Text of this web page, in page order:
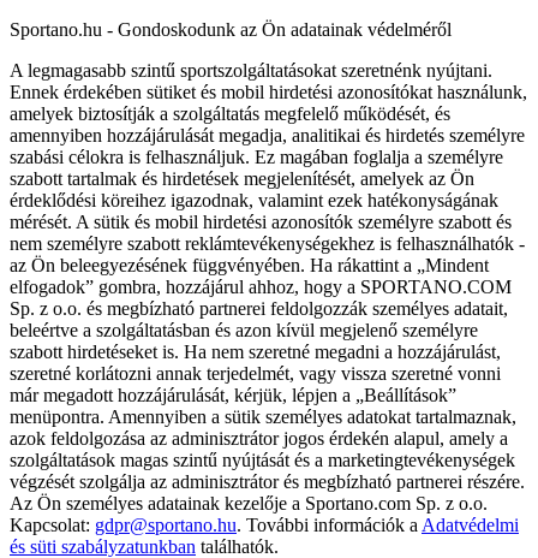
Sportano.hu - Gondoskodunk az Ön adatainak védelméről
A legmagasabb szintű sportszolgáltatásokat szeretnénk nyújtani.
Ennek érdekében sütiket és mobil hirdetési azonosítókat használunk,
amelyek biztosítják a szolgáltatás megfelelő működését, és
amennyiben hozzájárulását megadja, analitikai és hirdetés személyre
szabási célokra is felhasználjuk. Ez magában foglalja a személyre
szabott tartalmak és hirdetések megjelenítését, amelyek az Ön
érdeklődési köreihez igazodnak, valamint ezek hatékonyságának
mérését. A sütik és mobil hirdetési azonosítók személyre szabott és
nem személyre szabott reklámtevékenységekhez is felhasználhatók -
az Ön beleegyezésének függvényében. Ha rákattint a „Mindent
elfogadok” gombra, hozzájárul ahhoz, hogy a SPORTANO.COM
Sp. z o.o. és megbízható partnerei feldolgozzák személyes adatait,
beleértve a szolgáltatásban és azon kívül megjelenő személyre
szabott hirdetéseket is. Ha nem szeretné megadni a hozzájárulást,
szeretné korlátozni annak terjedelmét, vagy vissza szeretné vonni
már megadott hozzájárulását, kérjük, lépjen a „Beállítások”
menüpontra. Amennyiben a sütik személyes adatokat tartalmaznak,
azok feldolgozása az adminisztrátor jogos érdekén alapul, amely a
szolgáltatások magas szintű nyújtását és a marketingtevékenységek
végzését szolgálja az adminisztrátor és megbízható partnerei részére.
Az Ön személyes adatainak kezelője a Sportano.com Sp. z o.o.
Kapcsolat: gdpr@sportano.hu. További információk a Adatvédelmi
és süti szabályzatunkban találhatók.